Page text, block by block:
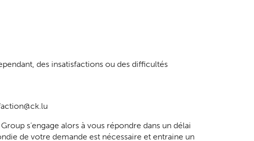
des insatisfactions ou des difficultés
s’engage alors à vous répondre dans un délai
de votre demande est nécessaire et entraine un